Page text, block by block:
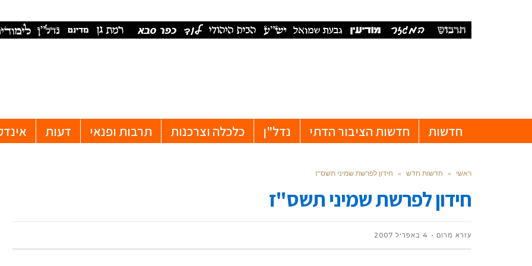
חדשות חדשות הציבור הדתי נדל"ן כלכלה וצרכנות תרבות ופנאי דעות
ראשי » חדשות חדש » חידון לפרשת שמיני תשס"ז
חידון לפרשת שמיני תשס"ז
עזרא מרום 4 באפריל 2007